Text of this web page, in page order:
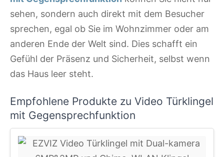
sehen, sondern auch direkt mit dem Besucher
sprechen, egal ob Sie im Wohnzimmer oder am
anderen Ende der Welt sind. Dies schafft ein
Gefühl der Präsenz und Sicherheit, selbst wenn
das Haus leer steht.
Empfohlene Produkte zu Video Türklingel
mit Gegensprechfunktion